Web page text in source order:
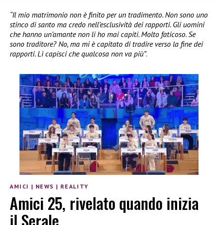
“Il mio matrimonio non è finito per un tradimento. Non sono uno
stinco di santo ma credo nell’esclusività dei rapporti. Gli uomini
che hanno un’amante non li ho mai capiti. Molto faticoso. Se
sono traditore? No, ma mi è capitato di tradire verso la fine dei
rapporti. Lì capisci che qualcosa non va più”.
AMICI | NEWS | REALITY
Amici 25, rivelato quando inizia